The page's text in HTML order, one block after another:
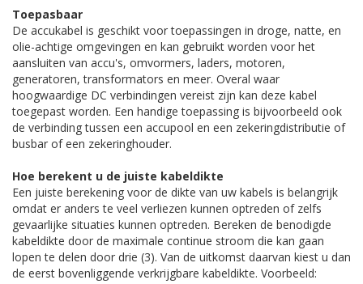
Toepasbaar
De accukabel is geschikt voor toepassingen in droge, natte, en
olie-achtige omgevingen en kan gebruikt worden voor het
aansluiten van accu's, omvormers, laders, motoren,
generatoren, transformators en meer. Overal waar
hoogwaardige DC verbindingen vereist zijn kan deze kabel
toegepast worden. Een handige toepassing is bijvoorbeeld ook
de verbinding tussen een accupool en een zekeringdistributie of
busbar of een zekeringhouder.
Hoe berekent u de juiste kabeldikte
Een juiste berekening voor de dikte van uw kabels is belangrijk
omdat er anders te veel verliezen kunnen optreden of zelfs
gevaarlijke situaties kunnen optreden. Bereken de benodigde
kabeldikte door de maximale continue stroom die kan gaan
lopen te delen door drie (3). Van de uitkomst daarvan kiest u dan
de eerst bovenliggende verkrijgbare kabeldikte. Voorbeeld: